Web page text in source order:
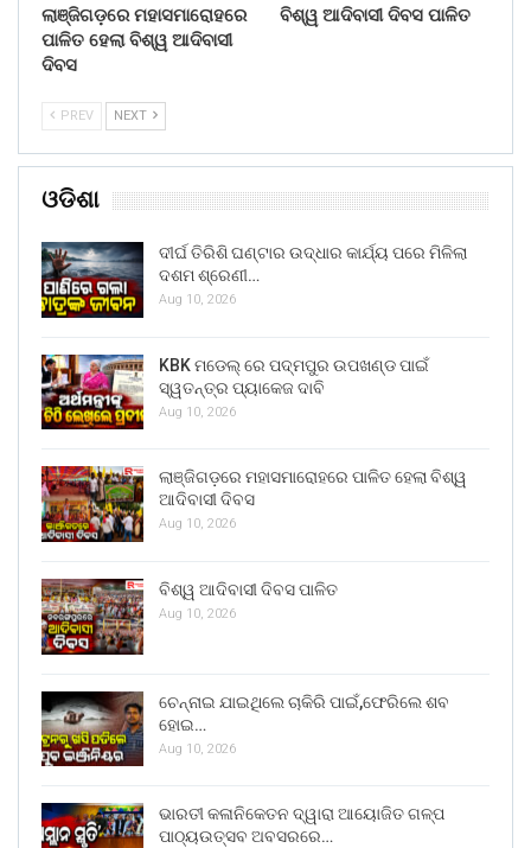
ଲାଞ୍ଜିଗଡ଼ରେ ମହାସମାରୋହରେ
ପାଳିତ ହେଲା ବିଶ୍ୱ ଆଦିବାସୀ
ଦିବସ
ବିଶ୍ୱ ଆଦିବାସୀ ଦିବସ ପାଳିତ
PREV NEXT
ଓଡିଶା
ଦୀର୍ଘ ତିରିଶି ଘଣ୍ଟାର ଉଦ୍ଧାର କାର୍ଯ୍ୟ ପରେ ମିଳିଲା
ଦଶମ ଶ୍ରେଣୀ…
Aug 10, 2026
KBK ମଡେଲ୍ ରେ ପଦ୍ମପୁର ଉପଖଣ୍ଡ ପାଇଁ
ସ୍ୱତନ୍ତ୍ର ପ୍ୟାକେଜ ଦାବି
Aug 10, 2026
ଲାଞ୍ଜିଗଡ଼ରେ ମହାସମାରୋହରେ ପାଳିତ ହେଲା ବିଶ୍ୱ
ଆଦିବାସୀ ଦିବସ
Aug 10, 2026
ବିଶ୍ୱ ଆଦିବାସୀ ଦିବସ ପାଳିତ
Aug 10, 2026
ଚେନ୍ନାଇ ଯାଇଥିଲେ ଚାକିରି ପାଇଁ,ଫେରିଲେ ଶବ
ହୋଇ…
Aug 10, 2026
ଭାରତୀ କଳାନିକେତନ ଦ୍ୱାରା ଆୟୋଜିତ ଗଳ୍ପ
ପାଠ୍ୟଉତ୍ସବ ଅବସରରେ…